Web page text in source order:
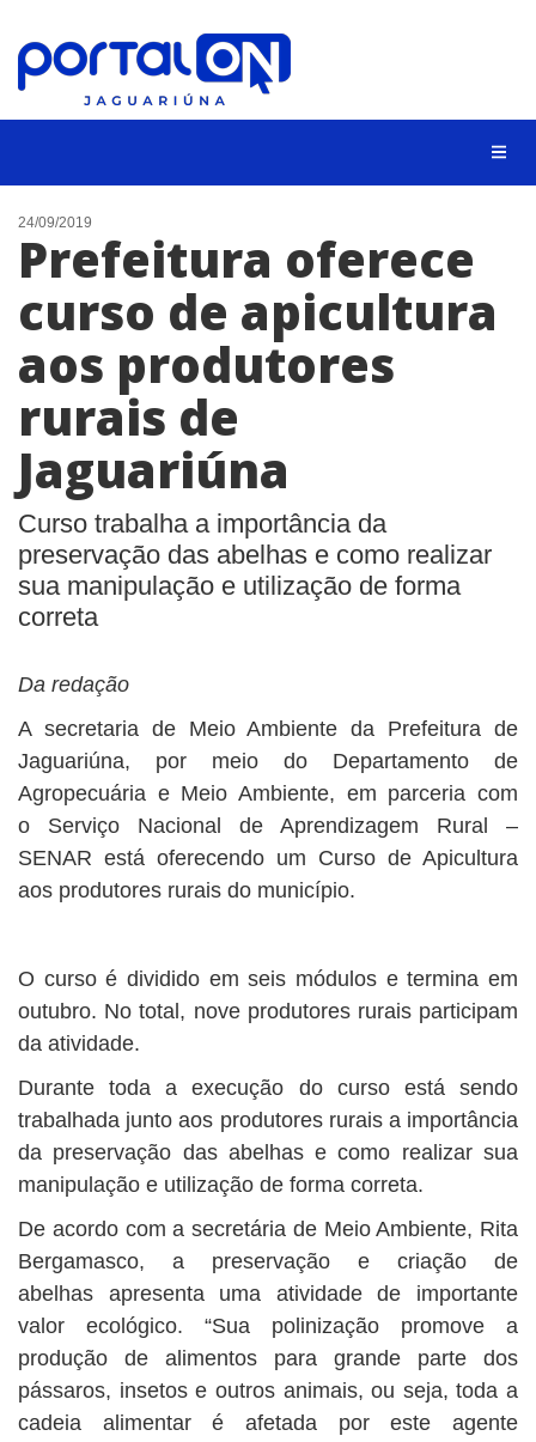
NOTÍCIAS
LISTA DIGITAL
CONTATO
24/09/2019
Prefeitura oferece
curso de apicultura
aos produtores
rurais de
Jaguariúna
Curso trabalha a importância da
preservação das abelhas e como realizar
sua manipulação e utilização de forma
correta
Da redação
A secretaria de Meio Ambiente da Prefeitura de
Jaguariúna, por meio do Departamento de
Agropecuária e Meio Ambiente, em parceria com
o Serviço Nacional de Aprendizagem Rural –
SENAR está oferecendo um Curso de Apicultura
aos produtores rurais do município.
O curso é dividido em seis módulos e termina em
outubro. No total, nove produtores rurais participam
da atividade.
Durante toda a execução do curso está sendo
trabalhada junto aos produtores rurais a importância
da preservação das abelhas e como realizar sua
manipulação e utilização de forma correta.
De acordo com a secretária de Meio Ambiente, Rita
Bergamasco, a preservação e criação de
abelhas apresenta uma atividade de importante
valor ecológico. “Sua polinização promove a
produção de alimentos para grande parte dos
pássaros, insetos e outros animais, ou seja, toda a
cadeia alimentar é afetada por este agente